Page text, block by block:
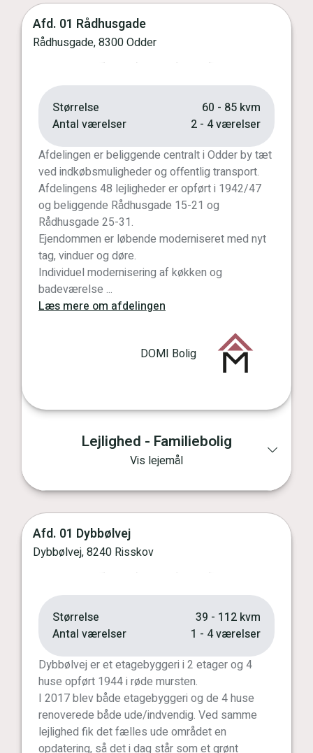
Afd. 01 Rådhusgade
Rådhusgade, 8300 Odder
Forrige
Vis kort
Størrelse
60 - 85 kvm
Antal værelser
2 - 4 værelser
Afdelingen er beliggende centralt i Odder by tæt
ved indkøbsmuligheder og offentlig transport.
Afdelingens 48 lejligheder er opført i 1942/47
og beliggende Rådhusgade 15-21 og
Rådhusgade 25-31.
Ejendommen er løbende moderniseret med nyt
tag, vinduer og døre.
Individuel modernisering af køkken og
badeværelse ...
Læs mere om afdelingen
DOMI Bolig
Lejlighed - Familiebolig
Vis lejemål
Afd. 01 Dybbølvej
Dybbølvej, 8240 Risskov
Forrige
Vis kort
Størrelse
39 - 112 kvm
Antal værelser
1 - 4 værelser
Dybbølvej er et etagebyggeri i 2 etager og 4
huse opført 1944 i røde mursten.
I 2017 blev både etagebyggeri og de 4 huse
renoverede både ude/indvendig. Ved samme
lejlighed fik det fælles ude området en
opdatering, så det i dag står som et grønt